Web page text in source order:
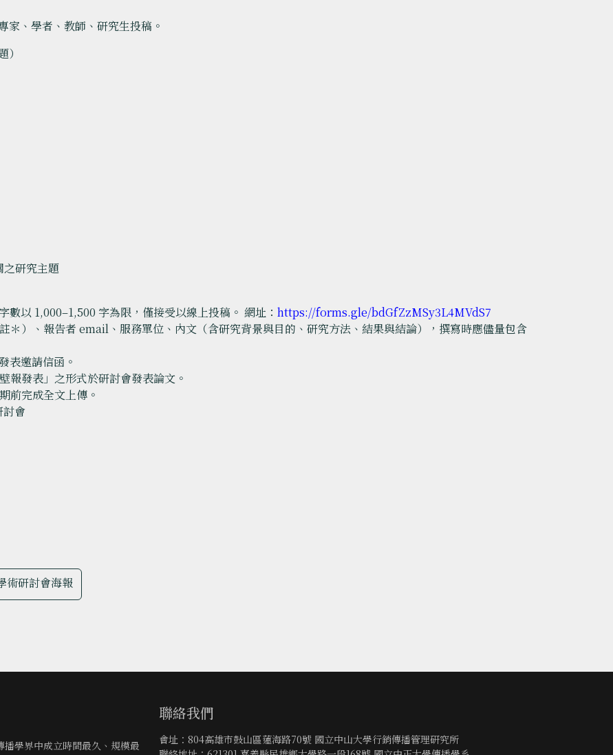
家、學者、教師、研究生投稿。
之研究主題
以 1,000–1,500 字為限，僅接受以線上投稿。 網址： https://forms.gle/bdGfZzMSy3L4MVdS7
＊）、報告者 email、服務單位、內文（含研究背景與目的、研究方法、結果與結論），撰寫時應儘量包含
表邀請信函。
報發表」之形式於研討會發表論文。
前完成全文上傳。
會
術研討會海報
學界中成立時間最久、規模最
聯絡我們
會址：804高雄市鼓山區蓮海路70號 國立中山大學行銷傳播管理研究所